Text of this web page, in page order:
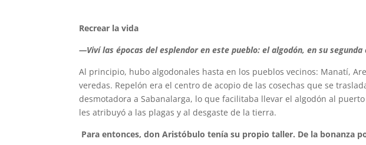
Recrear la vida
—Viví las épocas del esplendor en este pueblo: el algodón, en su
Al principio, hubo algodonales hasta en los pueblos vecinos: Manatí,
veredas. Repelón era el centro de acopio de las cosechas que se
desmotadora a Sabanalarga, lo que facilitaba llevar el algodón al
les atribuyó a las plagas y al desgaste de la tierra.
Para entonces, don Aristóbulo tenía su propio taller. De la bonanza